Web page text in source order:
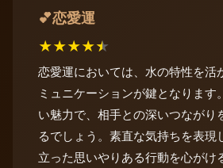
💕恋愛運
★★★★★
恋愛運においては、水の特性を活
ミュニケーションが鍵となります
い魅力で、相手との深いつながり
るでしょう。素直な気持ちを表現
立った思いやりある行動を心がけ